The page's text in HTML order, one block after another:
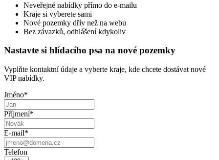
Neveřejné nabídky přímo do e-mailu
Kraje si vyberete sami
Nové pozemky dřív než na webu
Bez závazků, odhlášení kdykoliv
Nastavte si hlídacího psa na nové pozemky
Vyplňte kontaktní údaje a vyberte kraje, kde chcete dostávat nové
VIP nabídky.
Jméno*
Příjmení*
E-mail*
Telefon